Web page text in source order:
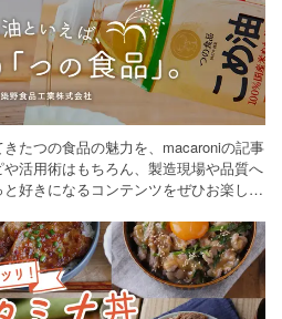
たつの食品の魅力を、macaroniの記事
活用術はもちろん、製造現場や品質へ
好きになるコンテンツをぜひお楽しみ